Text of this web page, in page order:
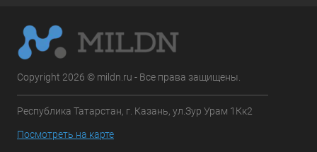
Copyright 2026 © mildn.ru - Все права защищены.
Республика Татарстан, г. Казань, ул.Зур Урам 1Кк2
Посмотреть на карте